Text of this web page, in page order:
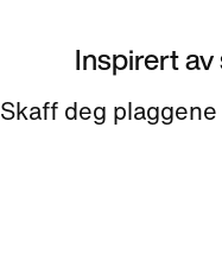
Inspirert
Skaff deg